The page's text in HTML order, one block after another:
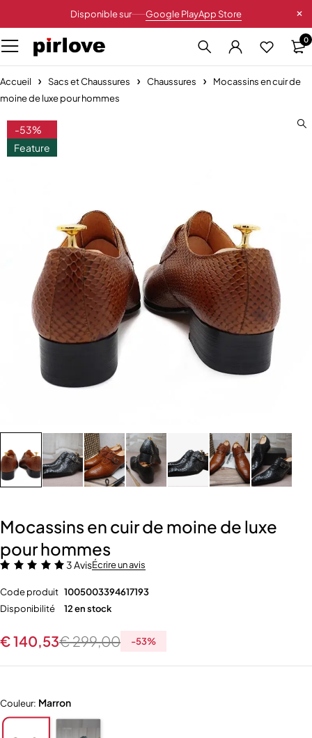
Disponible sur Google PlayApp Store
0
Accueil Sacs et Chaussures Chaussures
Mocassins en cuir de
moine de luxe pour hommes
-53%
Feature
Mocassins en cuir de moine de luxe
pour hommes
3 AvisÉcrire un avis
Code produit 1005003394617193
Disponibilité
12 en stock
€299,00
€140,53 -53%
Couleur: Marron